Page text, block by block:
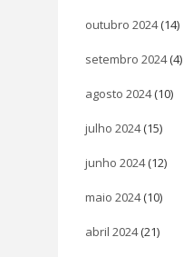
outubro 2024(14)
setembro 2024(4)
agosto 2024(10)
julho 2024(15)
junho 2024(12)
maio 2024(10)
abril 2024(21)